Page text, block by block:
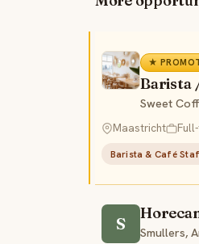
★
Barista
Sweet
Maastricht
Barista & Café
S
Smullers,